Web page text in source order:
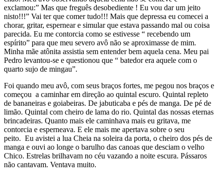
exclamou:” Mas que freguês desobediente ! Eu vou dar um jeito
nisto!!!” Vai ter que comer tudo!!! Mais que depressa eu comecei a
chorar, gritar, espernear e simular que estava passando mal ou coisa
parecida. Eu me contorcia como se estivesse “ recebendo um
espírito” para que meu severo avô não se aproximasse de mim.
Minha mãe atônita assistia sem entender bem aquela cena. Meu pai
Pedro levantou-se e questionou que “ batedor era aquele com o
quarto sujo de mingau”.
Foi quando meu avô, com seus braços fortes, me pegou nos braços e
começou a caminhar em direção ao quintal escuro. Quintal repleto
de bananeiras e goiabeiras. De jabuticaba e pés de manga. De pé de
limão. Quintal com cheiro de lama do rio. Quintal das nossas eternas
brincadeiras. Quanto mais ele caminhava mais eu gritava, me
contorcia e esperneava. E ele mais me apertava sobre o seu
peito. Eu avistei a lua Cheia na soleira da porta, o cheiro dos pés de
manga e ouvi ao longe o barulho das canoas que desciam o velho
Chico. Estrelas brilhavam no céu vazando a noite escura. Pássaros
não cantavam. Ventava muito.